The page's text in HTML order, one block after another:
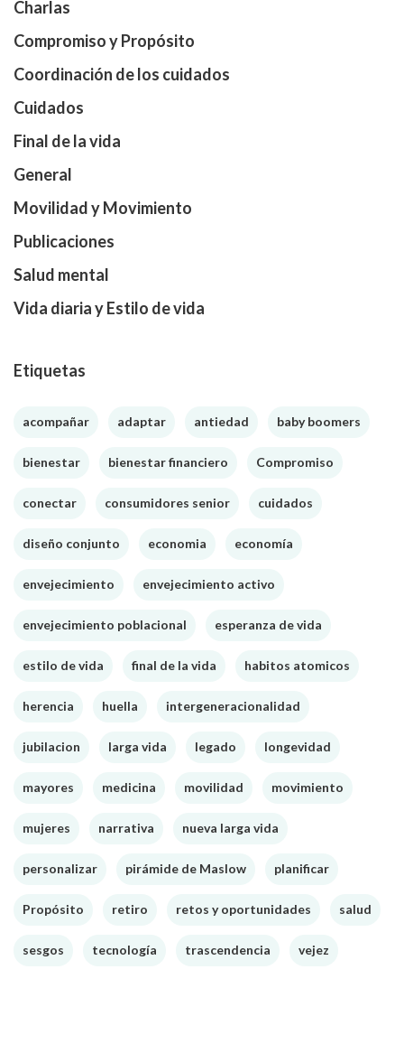
Charlas
Compromiso y Propósito
Coordinación de los cuidados
Cuidados
Final de la vida
General
Movilidad y Movimiento
Publicaciones
Salud mental
Vida diaria y Estilo de vida
Etiquetas
acompañar adaptar antiedad baby boomers
bienestar bienestar financiero Compromiso
conectar consumidores senior cuidados
diseño conjunto economia economía
envejecimiento envejecimiento activo
envejecimiento poblacional esperanza de vida
estilo de vida final de la vida habitos atomicos
herencia huella intergeneracionalidad
jubilacion larga vida legado longevidad
mayores medicina movilidad movimiento
mujeres narrativa nueva larga vida
personalizar pirámide de Maslow planificar
Propósito retiro retos y oportunidades salud
sesgos tecnología trascendencia vejez